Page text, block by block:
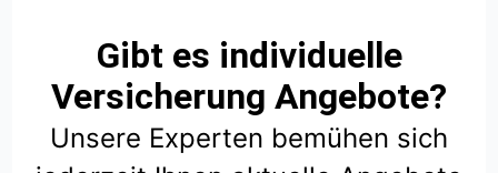
Gibt es individuelle
Versicherung Angebote?
Unsere Experten bemühen sich